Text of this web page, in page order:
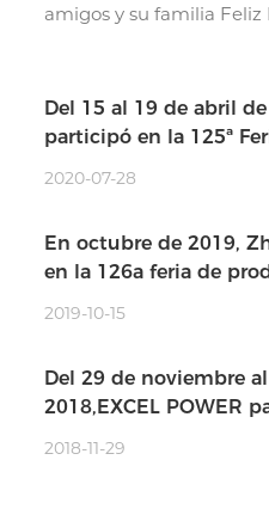
amigos y su familia Feliz
Del 15 al 19 de abril de
participó en la 125ª
2020-07-28
En octubre de 2019,
en la 126a feria de
2019-10-15
Del 29 de noviembre
2018,EXCEL POWER
2018-11-29